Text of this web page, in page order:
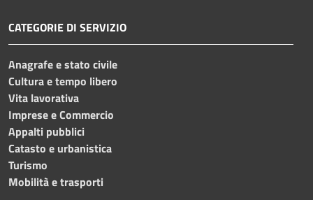
CATEGORIE DI SERVIZIO
Anagrafe e stato civile
Cultura e tempo libero
Vita lavorativa
Imprese e Commercio
Appalti pubblici
Catasto e urbanistica
Turismo
Mobilità e trasporti